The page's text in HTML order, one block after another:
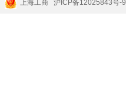
上海工商
沪ICP备12025843号-9